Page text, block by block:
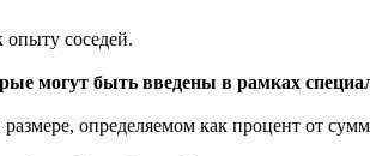
соседей.
могут быть введены в рамках
размере, определяемом как процент от